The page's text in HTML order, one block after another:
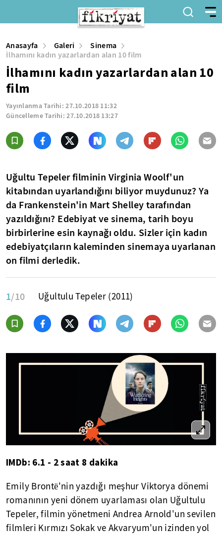
Anasayfa Galeri
Sinema
İlhamını kadın yazarlardan alan 10 film
İlhamını kadın yazarlardan alan 10
film
Yayınlanma Tarihi:27.10.2018 11:32
Güncelleme Tarihi:27.10.2018 13:27
Uğultu Tepeler filminin Virginia Woolf'un
kitabından uyarlandığını biliyor muydunuz? Ya
da Frankenstein'in Mart Shelley tarafından
yazıldığını? Edebiyat ve sinema, tarih boyu
birbirlerine esin kaynağı oldu. Sizler için kadın
edebiyatçıların kaleminden sinemaya uyarlanan
on filmi derledik.
1/10 Uğultulu Tepeler (2011)
IMDb: 6.1 - 2 saat 8 dakika
Emily Brontë'nin yazdığı meşhur Viktorya dönemi
romanının yeni dönem uyarlaması olan Uğultulu
Tepeler, filmin yönetmeni Andrea Arnold'un sevilen
filmleri Kırmızı Sokak ve Akvaryum'un izinden yol